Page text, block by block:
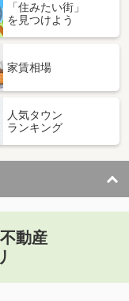
「住みたい街」
を見つけよう
家賃相場
人気タウン
ランキング
動産